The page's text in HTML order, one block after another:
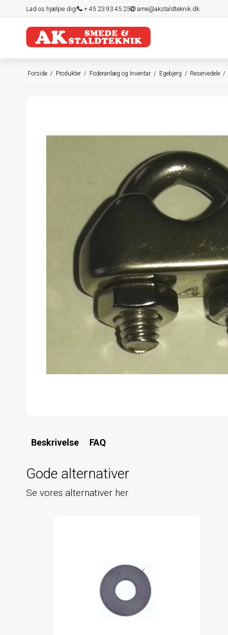
Lad os hjælpe dig! + 45 23 93 45 25 arne@akstaldteknik.dk
Forside / Produkter / Foderanlæg og Inventar / Egebjerg / Reservedele /
Beskrivelse FAQ
Gode alternativer
Se vores alternativer her